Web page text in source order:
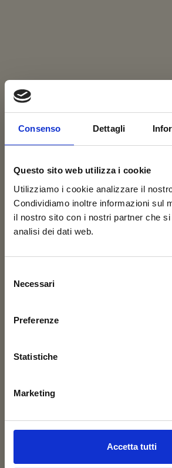
Consenso Dettagli
Questo sito web utilizza i cookie
Utilizziamo i cookie analizzare il
Condividiamo inoltre informazioni sul
il nostro sito con i nostri partner che
analisi dei dati web.
delNecessari
Preferenze
Statistiche
Marketing
Accetta tutti
Tutte le info nelle